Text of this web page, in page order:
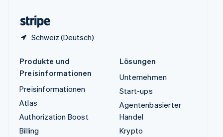
Schweiz (Deutsch)
Produkte und
Preisinformationen
Preisinformationen
Atlas
Authorization Boost
Billing
Lösungen
Unternehmen
Start-ups
Agentenbasierter
Handel
Krypto